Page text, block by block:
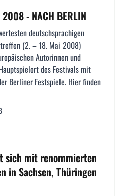
- NACH BERLIN
deutschsprachigen
(2. – 18. Mai 2008)
Autorinnen und
des Festivals mit
Berliner Festspiele. Hier finden
sich mit renommierten
in Sachsen, Thüringen